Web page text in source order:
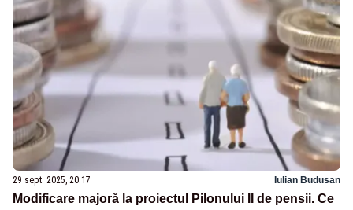
29 sept. 2025, 20:17 Iulian Budusan
Modificare majoră la proiectul Pilonului II de pensii. Ce